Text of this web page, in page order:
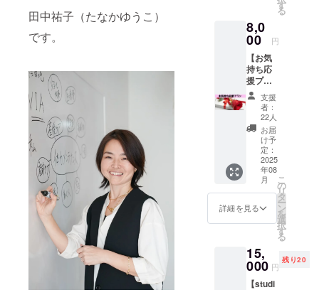
田中祐子（たなかゆうこ）
です。
「心を
込めた
お礼の
メッ
セー
ジ」 を
お届け
しま
す。 皆
さまの
応援が
私たち
の背中
を押し
てくれ
ます。
「こん
がって
ほし
い」 そ
「何か
してあ
げたい
けど、
講座を
利用す
るわけ
ではな
い」と
いう方
のため
の、純
粋なご
支援プ
ランで
す。 ご
支援い
「心を
込めた
お礼の
メッ
す
る
8,0
00 円
【お気
持ち応
援プラ
ン】 あ
なたの
応援
が、私
たちの
力にな
りま
す。 活
動に共
感して
くださ
る皆さ
まへ
「何か
してあ
げたい
けど、
支援
者：
22人
お届
け予
定：
2025
年08
月
詳細を見る
こ
の
リ
タ
ー
ン
を
選
択
す
る
15,
000 円
残り20
【studi